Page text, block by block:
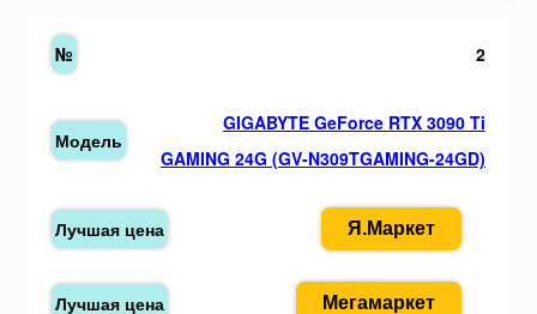
2
GIGABYTE GeForce RTX 3090 Ti
GAMING 24G (GV-N309TGAMING-24GD)
Я.Маркет
Мегамаркет